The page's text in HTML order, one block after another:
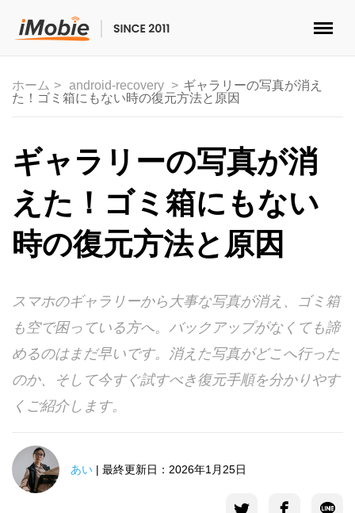
マルチメディア
便利ツール
ソリューション
ダウンロード
サポート
言語選択
ホーム android-recovery
ギャラリーの写真が消え
た！ゴミ箱にもない時の復元方法と原因
ギャラリーの写真が消
えた！ゴミ箱にもない
時の復元方法と原因
スマホのギャラリーから大事な写真が消え、ゴミ箱
も空で困っている方へ。バックアップがなくても諦
めるのはまだ早いです。消えた写真がどこへ行った
のか、そして今すぐ試すべき復元手順を分かりやす
くご紹介します。
あい | 最終更新日：2026年1月25日